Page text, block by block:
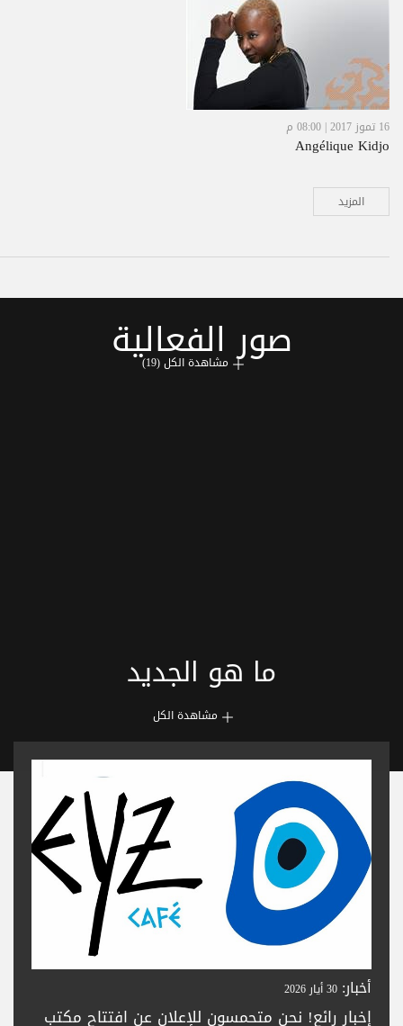
16 تموز 2017 | 08:00 م
Angélique Kidjo
المزيد
صور الفعالية
مشاهدة الكل (19)
ما هو الجديد
مشاهدة الكل
أخبار: 30 أيار 2026
إخبار رائع! نحن متحمسون للإعلان عن افتتاح مكتب